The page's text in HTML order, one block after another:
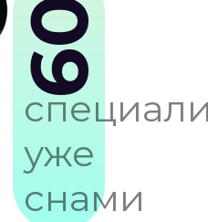
109
уже
снами